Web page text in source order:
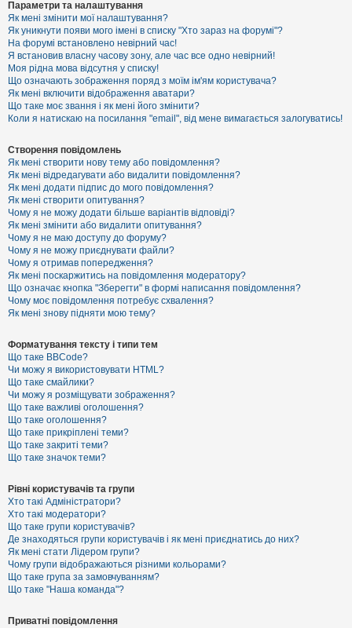
и
б
е
з
в
і
д
п
о
в
і
е
й
А
к
т
и
в
н
і
т
е
м
и
П
о
ш
у
к
Д
о
п
о
г
а
Параметри та налаштування
Як мені змінити мої налаштування?
Як уникнути появи мого імені в списку "Хто зараз на форумі"?
На форумі встановлено невірний час!
Я встановив власну часову зону, але час все одно невірний!
Моя рідна мова відсутня у списку!
Що означають зображення поряд з моїм ім'ям користувача?
Як мені включити відображення аватари?
Що таке моє звання і як мені його змінити?
Коли я натискаю на посилання "email", від мене вимагається залогуватись!
Створення повідомлень
Як мені створити нову тему або повідомлення?
Як мені відредагувати або видалити повідомлення?
Як мені додати підпис до мого повідомлення?
Як мені створити опитування?
Чому я не можу додати більше варіантів відповіді?
Як мені змінити або видалити опитування?
Чому я не маю доступу до форуму?
Чому я не можу приєднувати файли?
Чому я отримав попередження?
Як мені поскаржитись на повідомлення модератору?
Що означає кнопка "Зберегти" в формі написання повідомлення?
Чому моє повідомлення потребує схвалення?
Як мені знову підняти мою тему?
Форматування тексту і типи тем
Що таке BBCode?
Чи можу я використовувати HTML?
Що таке смайлики?
Чи можу я розміщувати зображення?
Що таке важливі оголошення?
Що таке оголошення?
Що таке прикріплені теми?
Що таке закриті теми?
Що таке значок теми?
Рівні користувачів та групи
Хто такі Адміністратори?
Хто такі модератори?
Що таке групи користувачів?
Де знаходяться групи користувачів і як мені приєднатись до них?
Як мені стати Лідером групи?
Чому групи відображаються різними кольорами?
Що таке група за замовчуванням?
Що таке "Наша команда"?
Приватні повідомлення